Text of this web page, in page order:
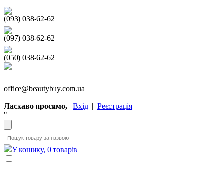
(093) 038-62-62
(097) 038-62-62
(050) 038-62-62
office@beautybuy.com.ua
Ласкаво просимо, Вхід | Реєстрація
"
У кошику, 0 товарів